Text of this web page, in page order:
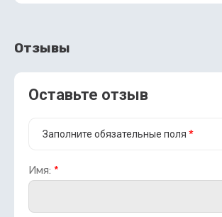
Отзывы
Оставьте отзыв
Заполните обязательные поля *
Имя: *